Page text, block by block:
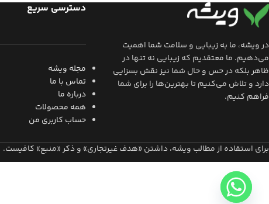
در ویشه، ما به زیبایی و سلامت شما اهمیت
می‌دهیم. ما معتقدیم که زیبایی نه تنها در
ظاهر بلکه در حس و حال شما نیز نقش بسزایی
دارد و تلاش می‌کنیم تا بهترین‌ها را برای شما
فراهم کنیم.
دسترسی سریع
مجله ویشه
تماس با ما
درباره ما
همه محصولات
حساب کاربری من
برای استفاده از مطالب ویشه، داشتن «هدف غیرتجاری» و ذکر «منبع» کافیست.​